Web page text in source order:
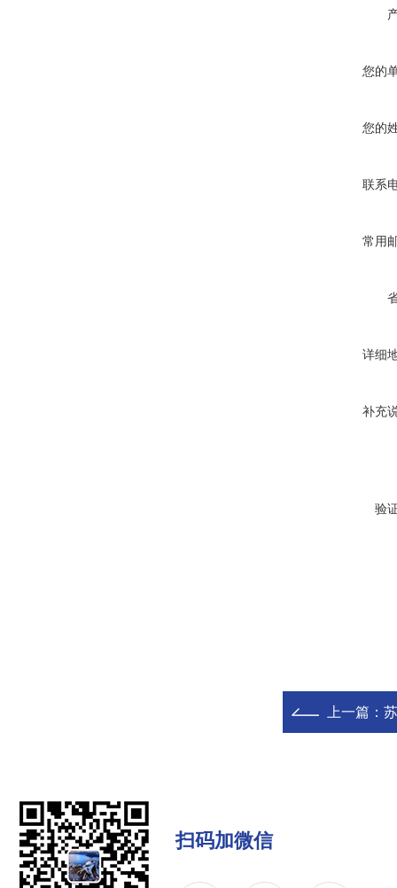
您的
您的
联系
常用
详细
补充
验
上一篇：
扫码加微信